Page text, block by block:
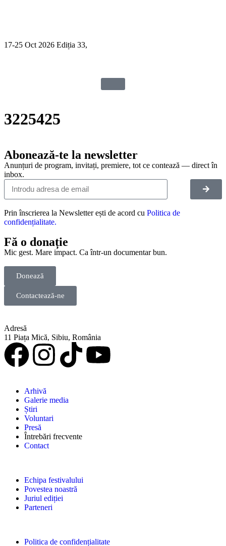
17-25 Oct 2026 Ediția 33,
3225425
Abonează-te la newsletter
Anunțuri de program, invitați, premiere, tot ce contează — direct în
inbox.
Prin înscrierea la Newsletter ești de acord cu Politica de
confidențialitate.
Fă o donație
Mic gest. Mare impact. Ca într-un documentar bun.
Donează
Contactează-ne
Adresă
11 Piața Mică, Sibiu, România
Arhivă
Galerie media
Știri
Voluntari
Presă
Întrebări frecvente
Contact
Echipa festivalului
Povestea noastră
Juriul ediției
Parteneri
Politica de confidențialitate